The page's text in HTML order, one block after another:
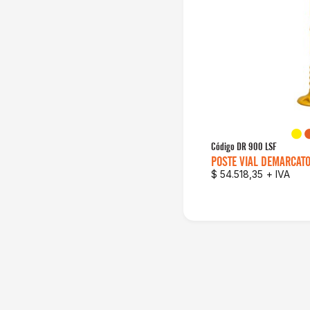
Código DR 900 LSF
POSTE VIAL
$ 54.518,35 + IVA